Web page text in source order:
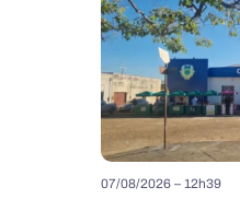
07/08/2026 – 12h39